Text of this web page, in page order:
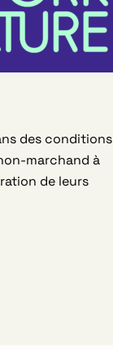
des conditions
marchand à
de leurs